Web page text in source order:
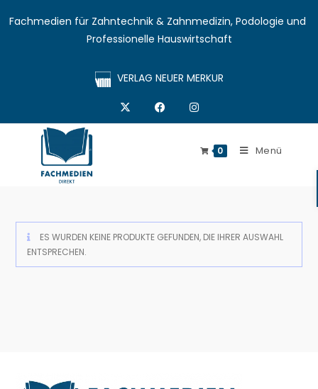
Fachmedien für Zahntechnik & Zahnmedizin, Podologie und
Professionelle Hauswirtschaft
VERLAG NEUER MERKUR
0 Menü
ES WURDEN KEINE PRODUKTE GEFUNDEN, DIE IHRER AUSWAHL
ENTSPRECHEN.